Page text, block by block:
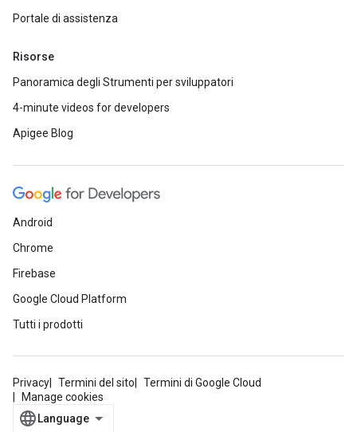
Portale di assistenza
Risorse
Panoramica degli Strumenti per sviluppatori
4-minute videos for developers
Apigee Blog
Android
Chrome
Firebase
Google Cloud Platform
Tutti i prodotti
Privacy Termini del sito
Termini di Google Cloud
Manage cookies